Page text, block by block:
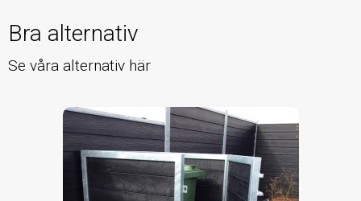
Bra alternativ
Se våra alternativ här